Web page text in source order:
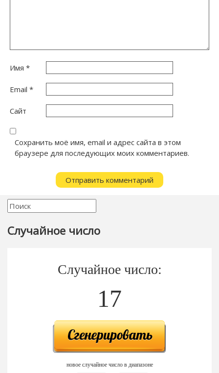
Имя *
Email *
Сайт
Сохранить моё имя, email и адрес сайта в этом
браузере для последующих моих комментариев.
Случайное число
Случайное число:
17
новое случайное число в диапазоне